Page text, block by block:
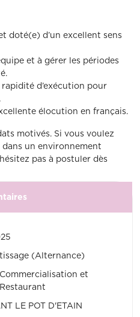
doté(e) d’un excellent sens
et à gérer les périodes
d’exécution pour
élocution en français.
motivés. Si vous voulez
un environnement
pas à postuler dès
(Alternance)
et
LE POT D'ETAIN